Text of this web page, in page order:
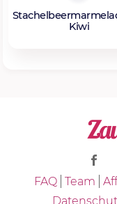
Kiwi
FAQ Team